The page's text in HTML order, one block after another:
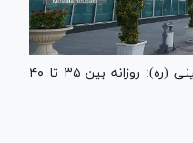
مدیرعامل شهر فرودگاهی امام خمینی (ره): روزانه بین ۳۵ تا ۴۰